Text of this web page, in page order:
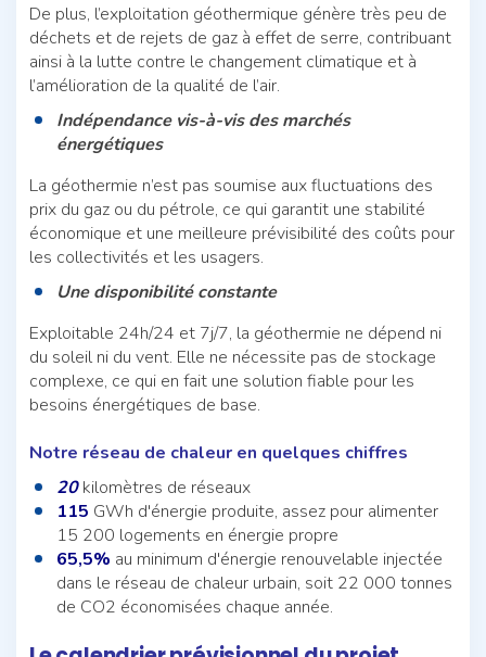
De plus, l’exploitation géothermique génère très peu de
déchets et de rejets de gaz à effet de serre, contribuant
ainsi à la lutte contre le changement climatique et à
l’amélioration de la qualité de l’air.
Indépendance vis-à-vis des marchés
énergétiques
La géothermie n’est pas soumise aux fluctuations des
prix du gaz ou du pétrole, ce qui garantit une stabilité
économique et une meilleure prévisibilité des coûts pour
les collectivités et les usagers.
Une disponibilité constante
Exploitable 24h/24 et 7j/7, la géothermie ne dépend ni
du soleil ni du vent. Elle ne nécessite pas de stockage
complexe, ce qui en fait une solution fiable pour les
besoins énergétiques de base.
Notre réseau de chaleur en quelques chiffres
20kilomètres de réseaux
115 GWh d'énergie produite, assez pour alimenter
15 200 logements en énergie propre
65,5% au minimum d'énergie renouvelable injectée
dans le réseau de chaleur urbain, soit 22 000 tonnes
de CO2 économisées chaque année.